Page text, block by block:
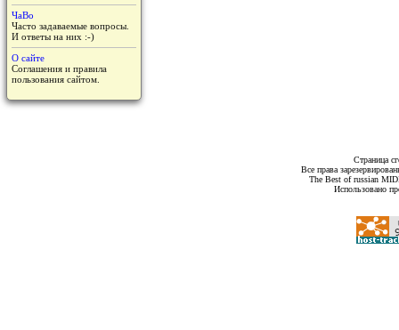
ЧаВо
Часто задаваемые вопросы.
И ответы на них :-)
О сайте
Соглашения и правила
пользования сайтом.
Страница
Все права
The Best of russian
Использовано